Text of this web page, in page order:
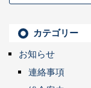
カテゴリー
お知らせ
連絡事項